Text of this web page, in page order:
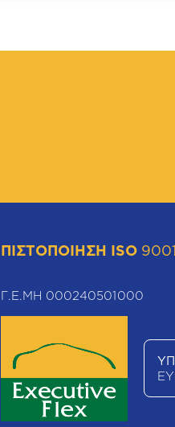
ΠΙΣΤΟΠΟΙΗΣΗ ISO
Γ.Ε.ΜΗ 000240501000